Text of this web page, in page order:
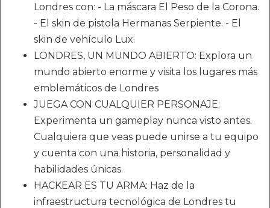
Londres con: - La máscara El Peso de la Corona.
- El skin de pistola Hermanas Serpiente. - El
skin de vehículo Lux.
LONDRES, UN MUNDO ABIERTO: Explora un
mundo abierto enorme y visita los lugares más
emblemáticos de Londres
JUEGA CON CUALQUIER PERSONAJE:
Experimenta un gameplay nunca visto antes.
Cualquiera que veas puede unirse a tu equipo
y cuenta con una historia, personalidad y
habilidades únicas.
HACKEAR ES TU ARMA: Haz de la
infraestructura tecnológica de Londres tu